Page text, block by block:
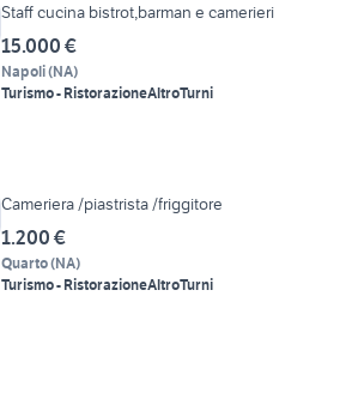
Staff cucina bistrot,barman e camerieri
15.000 €
Napoli(NA)
Turismo - RistorazioneAltroTurni
Cameriera /piastrista /friggitore
1.200 €
Quarto(NA)
Turismo - RistorazioneAltroTurni